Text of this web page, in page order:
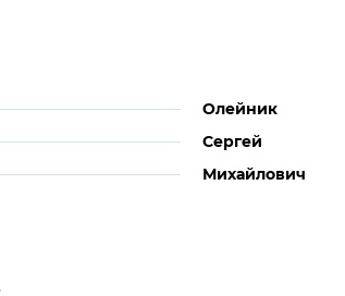
Олейник
Сергей
Михайлович